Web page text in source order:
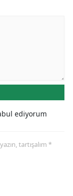
ediyorum
tartışalım *